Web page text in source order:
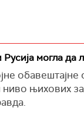
могла да
њихових